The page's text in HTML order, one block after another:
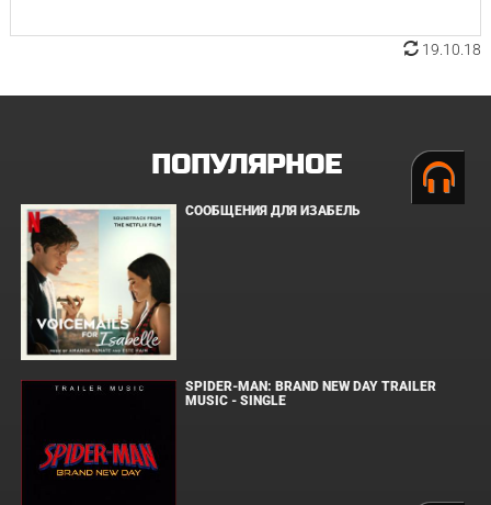
19.10.18
ПОПУЛЯРНОЕ
СООБЩЕНИЯ ДЛЯ ИЗАБЕЛЬ
SPIDER-MAN: BRAND NEW DAY TRAILER
MUSIC - SINGLE